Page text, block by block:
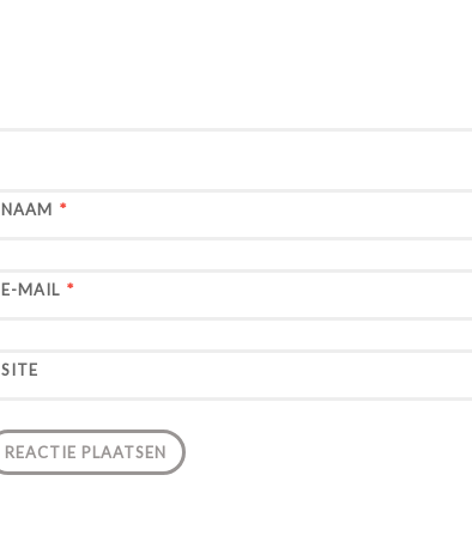
NAAM *
E-MAIL *
SITE